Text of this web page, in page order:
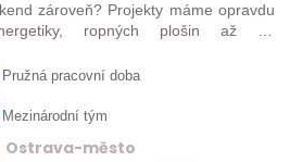
máme opravdu
ropných plošin až po
Pružná pracovní doba
Mezinárodní tým
Ostrava-město